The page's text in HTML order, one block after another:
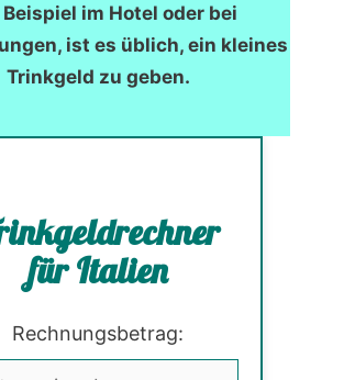
im Hotel oder bei
ist es üblich, ein kleines
Trinkgeld zu geben.
für Italien
Rechnungsbetrag: